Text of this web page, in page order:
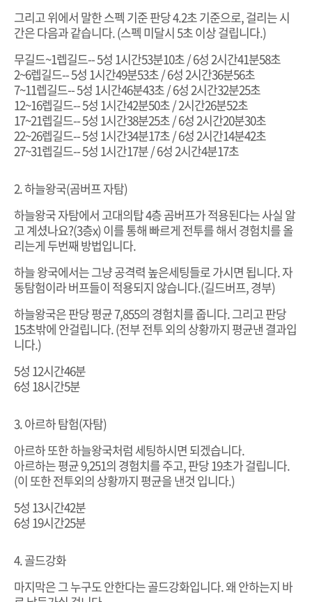
그리고 위에서 말한 스펙 기준 판당 4.2초 기준으로, 걸리는 시
간은 다음과 같습니다. (스펙 미달시 5초 이상 걸립니다.)
무길드~1렙길드-- 5성 1시간53분10초 / 6성 2시간41분58초
2~6렙길드-- 5성 1시간49분53초 / 6성 2시간36분56초
7~11렙길드-- 5성 1시간46분43초 / 6성 2시간32분25초
12~16렙길드-- 5성 1시간42분50초 / 2시간26분52초
17~21렙길드-- 5성 1시간38분25초 / 6성 2시간20분30초
22~26렙길드-- 5성 1시간34분17초 / 6성 2시간14분42초
27~31렙길드-- 5성 1시간17분 / 6성 2시간4분17초
2. 하늘왕국(곰버프 자탐)
하늘왕국 자탐에서 고대의탑 4층 곰버프가 적용된다는 사실 알
고 계셨나요?(3층x) 이를 통해 빠르게 전투를 해서 경험치를 올
리는게 두번째 방법입니다.
하늘 왕국에서는 그냥 공격력 높은세팅들로 가시면 됩니다. 자
동탐험이라 버프들이 적용되지 않습니다.(길드버프, 경부)
하늘왕국은 판당 평균 7,855의 경험치를 줍니다. 그리고 판당
15초밖에 안걸립니다. (전부 전투 외의 상황까지 평균낸 결과입
니다.)
5성 12시간46분
6성 18시간5분
3. 아르하 탐험(자탐)
아르하 또한 하늘왕국처럼 세팅하시면 되겠습니다.
아르하는 평균 9,251의 경험치를 주고, 판당 19초가 걸립니다.
(이 또한 전투외의 상황까지 평균을 낸것 입니다.)
5성 13시간42분
6성 19시간25분
4. 골드강화
마지막은 그 누구도 안한다는 골드강화입니다. 왜 안하는지 바